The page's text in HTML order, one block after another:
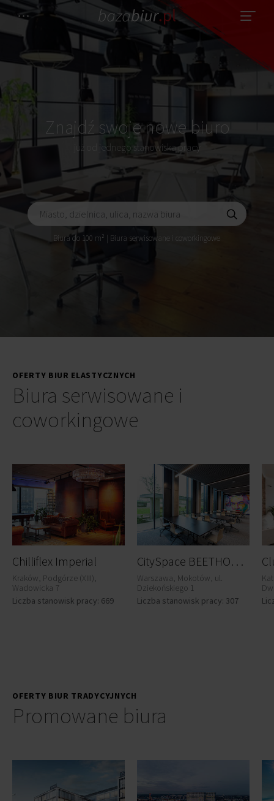
Znajdź swoje nowe biuro
już od jednego stanowiska pracy
Biura do 100 m² | Biura serwisowane i coworkingowe
OFERTY BIUR ELASTYCZNYCH
Biura serwisowane i
coworkingowe
Chilliflex Imperial
Kraków, Podgórze (XIII),
Wadowicka 7
Liczba stanowisk pracy: 669
C
itySpace BEETHOVENA
Warszawa, Mokotów, ul.
Dziekońskiego 1
Liczba stanowisk pracy: 307
OFERTY BIUR TRADYCYJNYCH
Promowane biura